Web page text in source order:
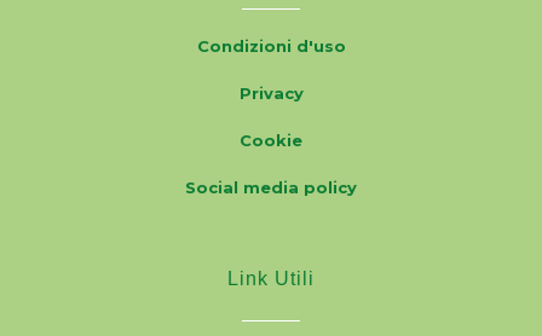
Condizioni d'uso
Privacy
Cookie
Social media policy
Link Utili